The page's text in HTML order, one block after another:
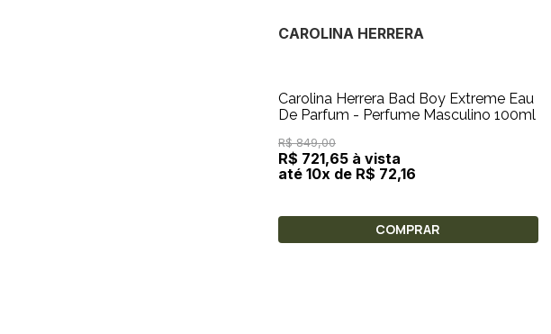
CAROLINA HERRERA
Carolina Herrera Bad Boy Extreme Eau
De Parfum - Perfume Masculino 100ml
R$ 849,00
R$ 721,65 à vista
até 10x de R$ 72,16
COMPRAR